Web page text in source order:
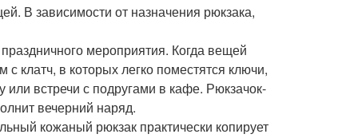
В зависимости от назначения рюкзака,
мероприятия. Когда вещей
клатч, в которых легко поместятся ключи,
встречи с подругами в кафе. Рюкзачок-
вечерний наряд.
кожаный рюкзак практически копирует